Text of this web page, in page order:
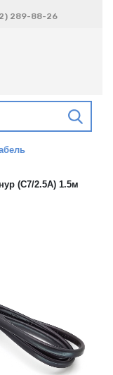
289-88-26
(С7/2.5А) 1.5м